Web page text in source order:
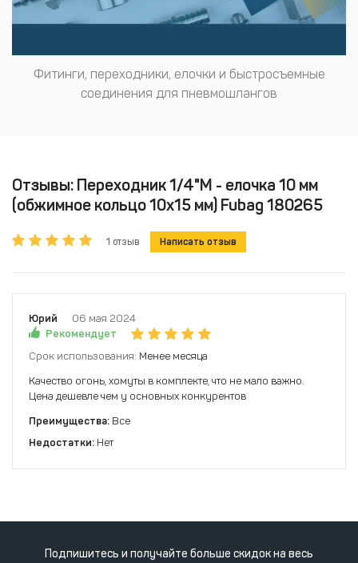
Фитинги, переходники, елочки и быстросъемные
соединения для пневмошлангов
Отзывы: Переходник 1/4"M - елочка 10 мм
(обжимное кольцо 10х15 мм) Fubag 180265
1 отзыв Написать отзыв
Юрий
06 мая 2024
Рекомендует
Срок использования: Менее месяца
Качество огонь, хомуты в комплекте, что не мало важно.
Цена дешевле чем у основных конкурентов
Преимущества: Все
Недостатки: Нет
Подпишитесь и получайте больше скидок на весь